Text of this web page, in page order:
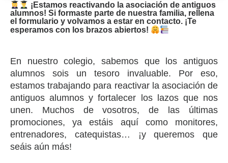
¡Estamos reactivando la asociación de antiguos
alumnos! Si formaste parte de nuestra familia, rellena
el formulario y volvamos a estar en contacto. ¡Te
esperamos con los brazos abiertos!
En nuestro colegio, sabemos que los antiguos
alumnos sois un tesoro invaluable. Por eso,
estamos trabajando para reactivar la asociación de
antiguos alumnos y fortalecer los lazos que nos
unen. Muchos de vosotros, de las últimas
promociones, ya estáis aquí como monitores,
entrenadores, catequistas… ¡y queremos que
seáis aún más!